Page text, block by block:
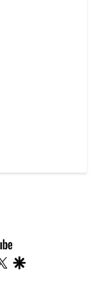
youtube-
footer
twitter